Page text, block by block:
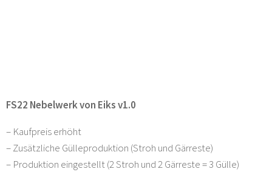
FS22 Nebelwerk von Eiks v1.0
– Kaufpreis erhöht
– Zusätzliche Gülleproduktion (Stroh und Gärreste)
– Produktion eingestellt (2 Stroh und 2 Gärreste = 3 Gülle)